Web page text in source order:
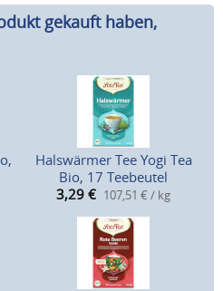
gekauft haben,
Halswärmer Tee Yogi Tea
Bio, 17 Teebeutel
3,29 € 107,51 € / kg